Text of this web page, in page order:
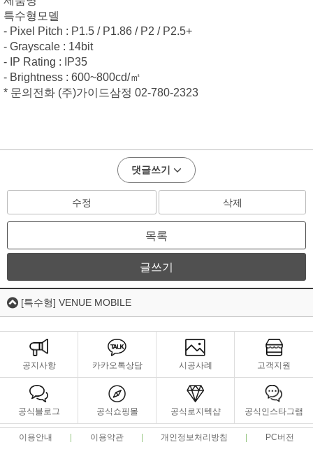
특수형모델
- Pixel Pitch : P1.5 / P1.86 / P2 / P2.5+
- Grayscale : 14bit
- IP Rating : IP35
- Brightness : 600~800cd/㎡
* 문의전화 (주)가이드삼정 02-780-2323
댓글쓰기
수정 삭제
목록
글쓰기
[특수형] VENUE MOBILE
공지사항 카카오톡상담 시공사례 고객지원
공식블로그 공식쇼핑몰 공식로지텍샵 공식인스타그램
이용안내 이용약관 개인정보처리방침 PC버전